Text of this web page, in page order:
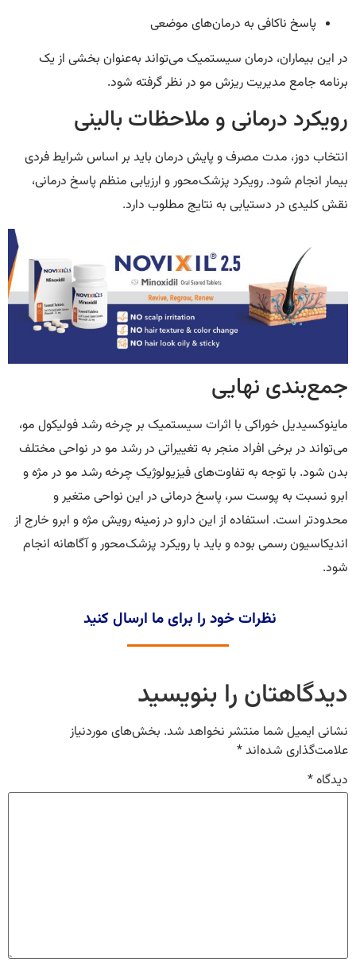
پاسخ ناکافی به درمان‌های موضعی
در این بیماران، درمان سیستمیک می‌تواند به‌عنوان بخشی از یک
برنامه جامع مدیریت ریزش مو در نظر گرفته شود.
رویکرد درمانی و ملاحظات بالینی
انتخاب دوز، مدت مصرف و پایش درمان باید بر اساس شرایط فردی
بیمار انجام شود. رویکرد پزشک‌محور و ارزیابی منظم پاسخ درمانی،
نقش کلیدی در دستیابی به نتایج مطلوب دارد.
جمع‌بندی نهایی
ماینوکسیدیل خوراکی با اثرات سیستمیک بر چرخه رشد فولیکول مو،
می‌تواند در برخی افراد منجر به تغییراتی در رشد مو در نواحی مختلف
بدن شود. با توجه به تفاوت‌های فیزیولوژیک چرخه رشد مو در مژه و
ابرو نسبت به پوست سر، پاسخ درمانی در این نواحی متغیر و
محدودتر است. استفاده از این دارو در زمینه رویش مژه و ابرو خارج از
اندیکاسیون رسمی بوده و باید با رویکرد پزشک‌محور و آگاهانه انجام
شود.
نظرات خود را برای ما ارسال کنید
دیدگاهتان را بنویسید
نشانی ایمیل شما منتشر نخواهد شد. بخش‌های موردنیاز
علامت‌گذاری شده‌اند*
دیدگاه*